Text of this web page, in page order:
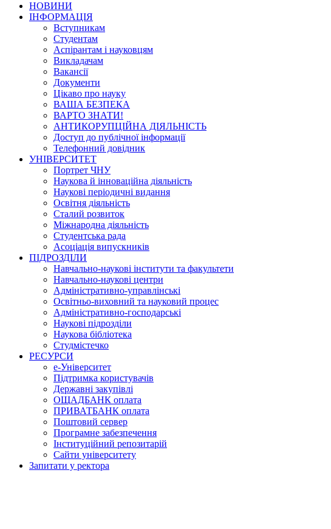
НОВИНИ
ІНФОРМАЦІЯ
Вступникам
Студентам
Аспірантам і науковцям
Викладачам
Вакансії
Документи
Цікаво про науку
ВАША БЕЗПЕКА
ВАРТО ЗНАТИ!
АНТИКОРУПЦІЙНА ДІЯЛЬНІСТЬ
Доступ до публічної інформації
Телефонний довідник
УНІВЕРСИТЕТ
Портрет ЧНУ
Наукова й інноваційна діяльність
Наукові періодичні видання
Освітня діяльність
Сталий розвиток
Міжнародна діяльність
Студентська рада
Асоціація випускників
ПІДРОЗДІЛИ
Навчально-наукові інститути та факультети
Навчально-наукові центри
Адміністративно-управлінські
Освітньо-виховний та науковий процес
Адміністративно-господарські
Наукові підрозділи
Наукова бібліотека
Студмістечко
РЕСУРСИ
е-Університет
Підтримка користувачів
Державні закупівлі
ОЩАДБАНК оплата
ПРИВАТБАНК оплата
Поштовий сервер
Програмне забезпечення
Інституційний репозитарій
Сайти університету
Запитати у ректора